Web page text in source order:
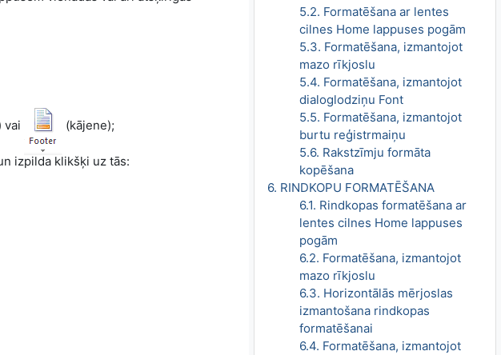
5.2. Formatēšana ar lentes
cilnes Home lappuses pogām
5.3. Formatēšana, izmantojot
mazo rīkjoslu
5.4. Formatēšana, izmantojot
dialoglodziņu Font
5.5. Formatēšana, izmantojot
burtu reģistrmaiņu
5.6. Rakstzīmju formāta
kopēšana
6. RINDKOPU FORMATĒŠANA
6.1. Rindkopas formatēšana ar
lentes cilnes Home lappuses
pogām
6.2. Formatēšana, izmantojot
mazo rīkjoslu
6.3. Horizontālās mērjoslas
izmantošana rindkopas
formatēšanai
6.4. Formatēšana, izmantojot
vai (kājene);
izpilda klikšķi uz tās: